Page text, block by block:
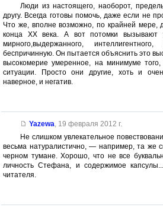
Люди из настоящего, наоборот,
другу. Всегда готовы помочь, даже если не
Что же, вполне возможно, по крайней мере,
конца XX века. А вот потомки вызывают
мирного,выдержанного,
беспричинную. Он пытается объяснить это
высокомерие умеренное, на минимуме
ситуации. Просто они другие, хоть и
наверное, и негатив.
Yazewa, 19 февраля 2012 г.
Не слишком увлекательное
весьма натуралистично, — например, та же
черном тумане. Хорошо, что не все
личность Стефана, и содержимое
читателя.